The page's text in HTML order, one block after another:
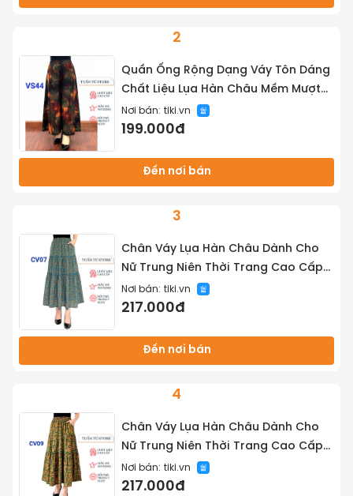
2
Quần Ống Rộng Dạng Váy Tôn Dáng
Chất Liệu Lụa Hàn Châu Mềm Mượt
Không Nhăn Không Xù - Tuấn Tú
Store 68
Nơi bán: tiki.vn
199.000đ
Đến nơi bán
3
Chân Váy Lụa Hàn Châu Dành Cho
Nữ Trung Niên Thời Trang Cao Cấp
Tôn Vóc Dáng, Phong Cách Thanh
Lịch - Tuấn Tú Store 68
Nơi bán: tiki.vn
217.000đ
Đến nơi bán
4
Chân Váy Lụa Hàn Châu Dành Cho
Nữ Trung Niên Thời Trang Cao Cấp
Tôn Vóc Dáng, Phong Cách Thanh
Lịch - Tuấn Tú Store 68
Nơi bán: tiki.vn
217.000đ